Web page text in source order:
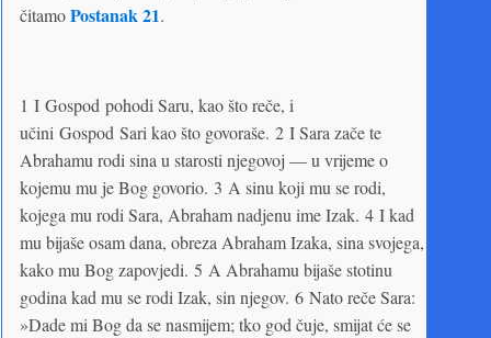
čitamoPostanak 21.
1 I Gospod pohodi Saru, kao što reče, i
učini Gospod Sari kao što govoraše. 2 I Sara zače te
Abrahamu rodi sina u starosti njegovoj — u vrijeme o
kojemu mu je Bog govorio. 3 A sinu koji mu se rodi,
kojega mu rodi Sara, Abraham nadjenu ime Izak. 4 I kad
mu bijaše osam dana, obreza Abraham Izaka, sina svojega,
kako mu Bog zapovjedi. 5 A Abrahamu bijaše stotinu
godina kad mu se rodi Izak, sin njegov. 6 Nato reče Sara:
»Dade mi Bog da se nasmijem; tko god čuje, smijat će se